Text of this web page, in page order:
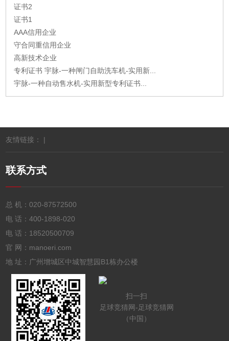
证书2
证书1
AAA信用企业
守合同重信用企业
高新技术企业
专利证书 宇脉-一种闸门自助洗车机-实用新...
宇脉-一种自动售水机-实用新型专利证书...
友情链接： |
联系方式
总 机：020-87572500
电 话：400-1898-020
电 话： 18520500709
官 网：manoeri.com
地 址：广州增城区中城智慧园B1栋办公楼
扫一扫
足球竞猜网-足球竞猜网
（中国）